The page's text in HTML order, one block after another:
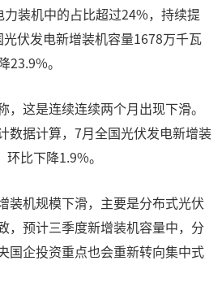
装机中的占比超过24%，持续提
伏发电新增装机容量1678万千瓦
23.9%。
这是连续连续两个月出现下滑。
数据计算，7月全国光伏发电新增装
比下降1.9%。
装机规模下滑，主要是分布式光伏
，预计三季度新增装机容量中，分
国企投资重点也会重新转向集中式